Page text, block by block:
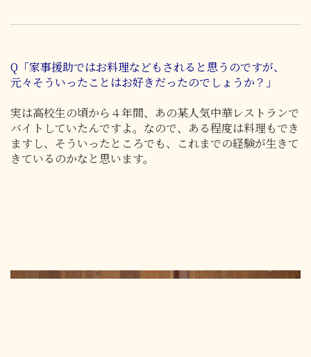
Q「家事援助ではお料理などもされると思うのですが、
元々そういったことはお好きだったのでしょうか？」
実は高校生の頃から４年間、あの某人気中華レストランで
バイトしていたんですよ。なので、ある程度は料理もでき
ますし、そういったところでも、これまでの経験が生きて
きているのかなと思います。